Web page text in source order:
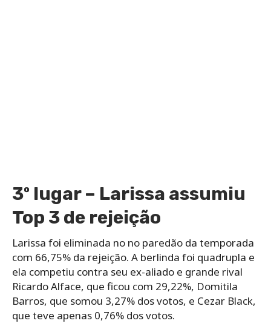
3º lugar – Larissa assumiu
Top 3 de rejeição
Larissa foi eliminada no no paredão da temporada
com 66,75% da rejeição. A berlinda foi quadrupla e
ela competiu contra seu ex-aliado e grande rival
Ricardo Alface, que ficou com 29,22%, Domitila
Barros, que somou 3,27% dos votos, e Cezar Black,
que teve apenas 0,76% dos votos.